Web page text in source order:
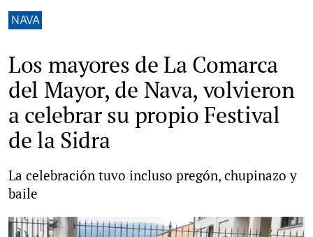
NAVA
Los mayores de La Comarca
del Mayor, de Nava, volvieron
a celebrar su propio Festival
de la Sidra
La celebración tuvo incluso pregón, chupinazo y
baile